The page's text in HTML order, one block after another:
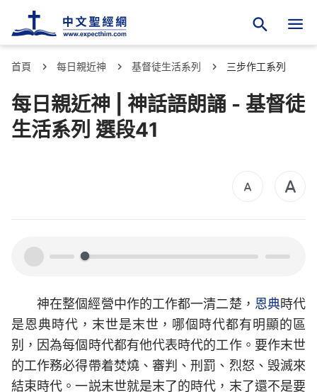
首頁 每日親近神 基督徒生活系列 三步作工系列
每日親近神 | 神話語朗誦 - 基督徒
生活系列 選段41
00:00 00:00
神在整個經營中作的工作都一清二楚， 恩典時代
是恩典時代，末世是末世，哪個時代都有明顯的區
别，因為每個時代都有他代表時代的工作。要作末世
的工作務必得帶着焚燒、審判、刑罰、烈怒、毁滅來
結束時代。一説末世就是末了的時代，末了還不是要